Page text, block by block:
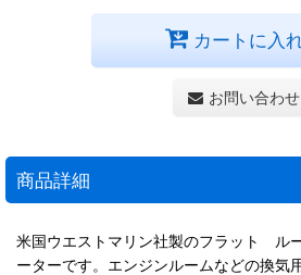
カートに入
お問い合わせ
商品詳細
米国ウエストマリン社製のフラット ル
ーターです。エンジンルームなどの換気